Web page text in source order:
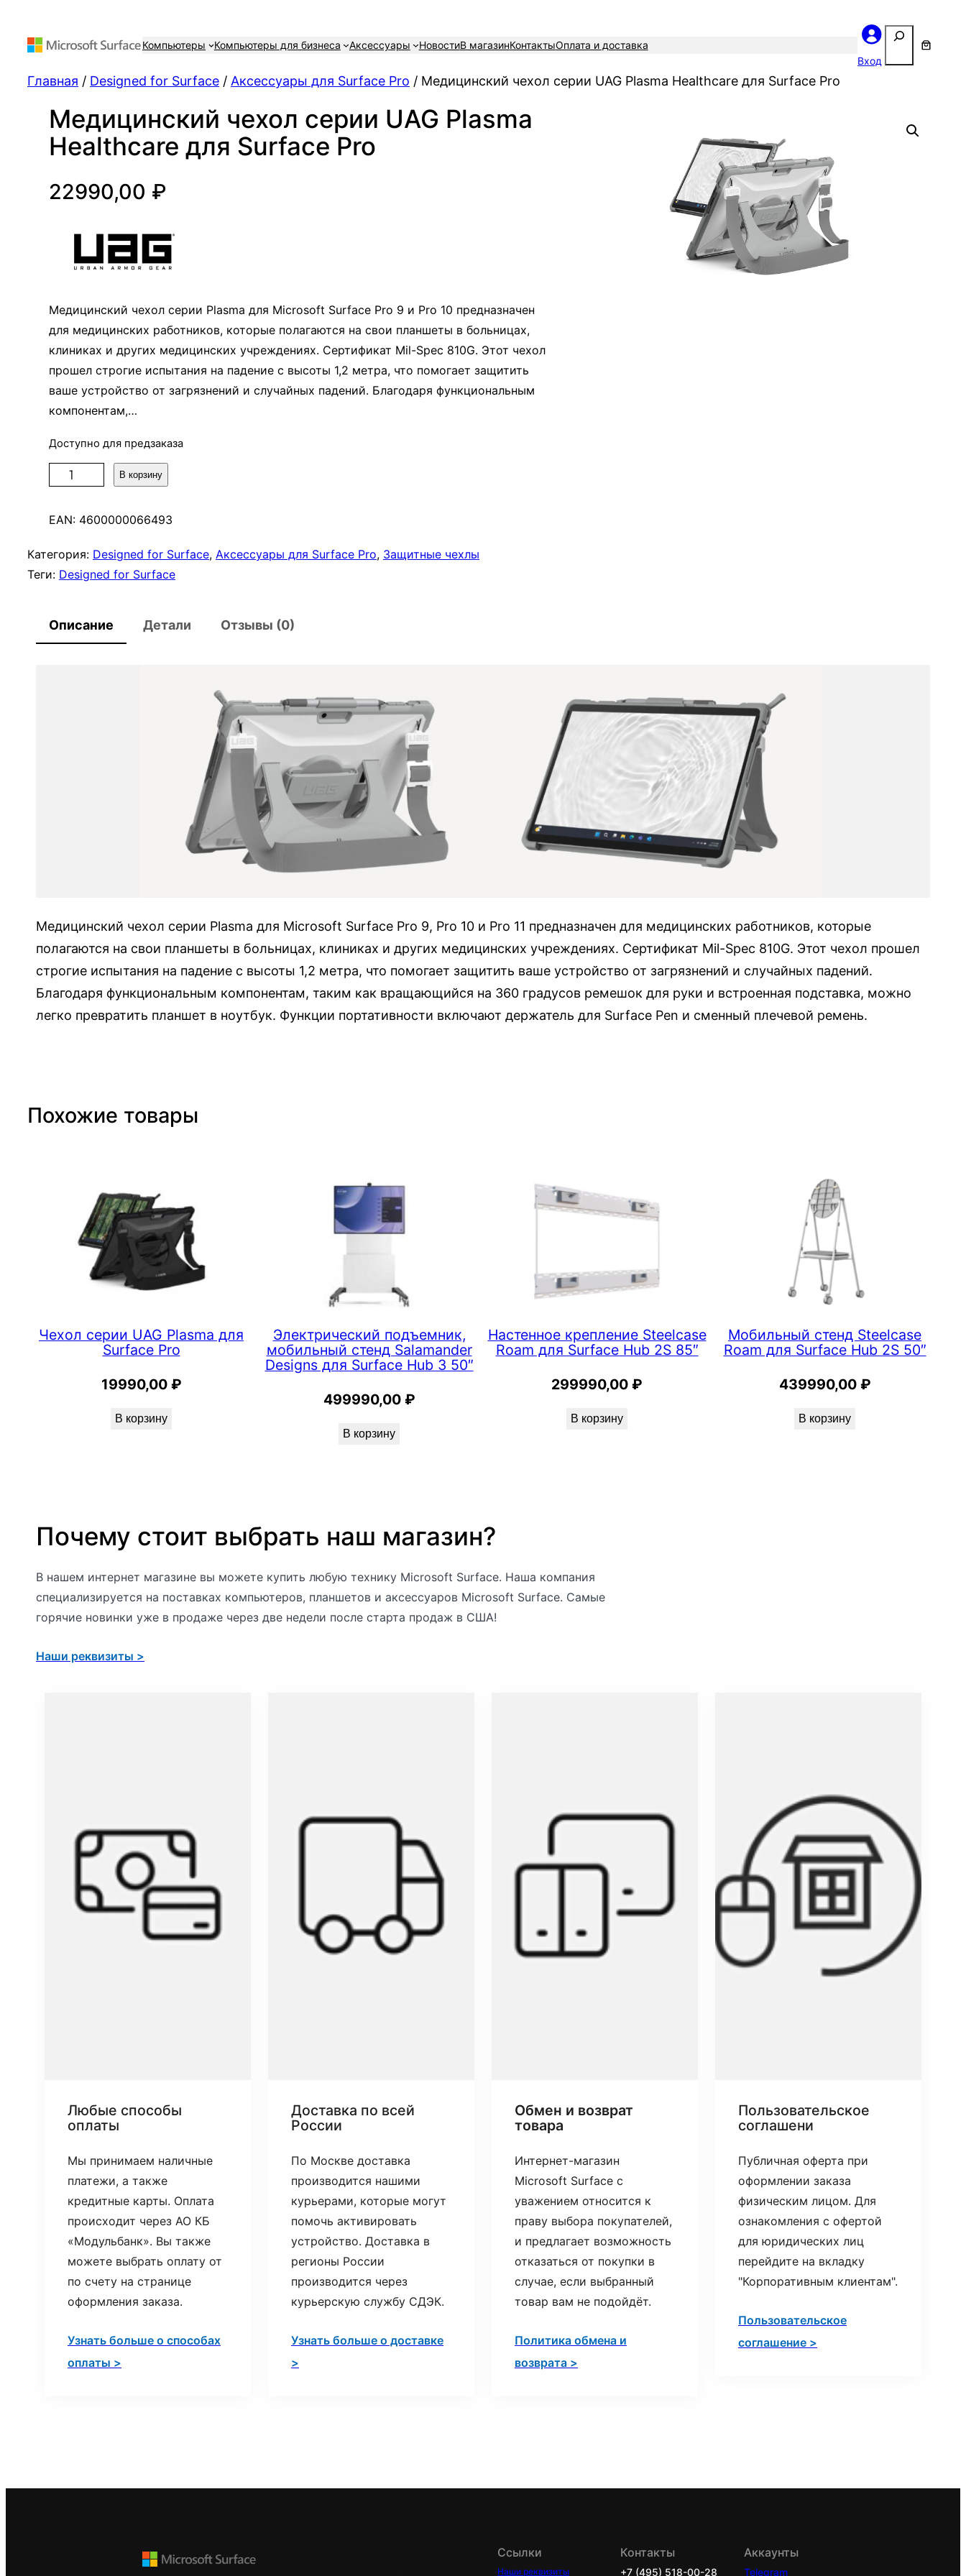
Компьютеры Компьютеры для бизнеса Аксессуары НовостиВ магазинКонтактыОплата и доставка
Вход
Поиск
Главная / Designed for Surface / Аксессуары для Surface Pro / Медицинский чехол серии UAG Plasma Healthcare для Surface Pro
Медицинский чехол серии UAG Plasma
Healthcare для Surface Pro
22990,00 ₽
Медицинский чехол серии Plasma для Microsoft Surface Pro 9 и Pro 10 предназначен
для медицинских работников, которые полагаются на свои планшеты в больницах,
клиниках и других медицинских учреждениях. Сертификат Mil-Spec 810G. Этот чехол
прошел строгие испытания на падение с высоты 1,2 метра, что помогает защитить
ваше устройство от загрязнений и случайных падений. Благодаря функциональным
компонентам,…
Доступно для предзаказа
л
ч
е
в
с
к
и
й
ч
с
s
e
д
л
S
В корзину
EAN: 4600000066493
Категория: Designed for Surface, Аксессуары для Surface Pro, Защитные чехлы
Теги: Designed for Surface
Описание Детали Отзывы (0)
Медицинский чехол серии Plasma для Microsoft Surface Pro 9, Pro 10 и Pro 11 предназначен для медицинских работников, которые
полагаются на свои планшеты в больницах, клиниках и других медицинских учреждениях. Сертификат Mil-Spec 810G. Этот чехол прошел
строгие испытания на падение с высоты 1,2 метра, что помогает защитить ваше устройство от загрязнений и случайных падений.
Благодаря функциональным компонентам, таким как вращающийся на 360 градусов ремешок для руки и встроенная подставка, можно
легко превратить планшет в ноутбук. Функции портативности включают держатель для Surface Pen и сменный плечевой ремень.
Похожие товары
Чехол серии UAG Plasma для
Surface Pro
19990,00 ₽
В корзину
Электрический подъемник,
мобильный стенд Salamander
Designs для Surface Hub 3 50″
499990,00 ₽
В корзину
Настенное крепление Steelcase
Roam для Surface Hub 2S 85″
299990,00 ₽
В корзину
Мобильный стенд Steelcase
Roam для Surface Hub 2S 50″
439990,00 ₽
В корзину
Почему стоит выбрать наш магазин?
В нашем интернет магазине вы можете купить любую технику Microsoft Surface. Наша компания
специализируется на поставках компьютеров, планшетов и аксессуаров Microsoft Surface. Самые
горячие новинки уже в продаже через две недели после старта продаж в США!
Наши реквизиты >
Любые способы
оплаты
Мы принимаем наличные
платежи, а также
кредитные карты. Оплата
происходит через АО КБ
«Модульбанк». Вы также
можете выбрать оплату от
по счету на странице
оформления заказа.
Узнать больше о способах
оплаты >
Доставка по всей
России
По Москве доставка
производится нашими
курьерами, которые могут
помочь активировать
устройство. Доставка в
регионы России
производится через
курьерскую службу СДЭК.
Узнать больше о доставке
>
Обмен и возврат
товара
Интернет-магазин
Microsoft Surface с
уважением относится к
праву выбора покупателей,
и предлагает возможность
отказаться от покупки в
случае, если выбранный
товар вам не подойдёт.
Политика обмена и
возврата >
Пользовательское
соглашени
Публичная оферта при
оформлении заказа
физическим лицом. Для
ознакомления с офертой
для юридических лиц
перейдите на вкладку
"Корпоративным клиентам".
Пользовательское
соглашение >
Ссылки
Наши реквизиты
Контакты
+7 (495) 518-00-28
Аккаунты
Telegram